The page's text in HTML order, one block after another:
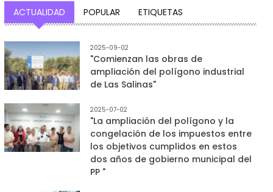
ACTUALIDAD POPULAR ETIQUETAS
2025-09-02
"Comienzan las obras de
ampliación del polígono industrial
de Las Salinas"
2025-07-02
"La ampliación del polígono y la
congelación de los impuestos entre
los objetivos cumplidos en estos
dos años de gobierno municipal del
PP "